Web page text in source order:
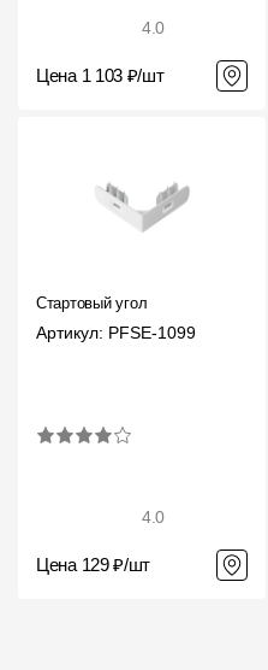
4.0
Цена 1 103 ₽/шт
Стартовый угол
Артикул: PFSE-1099
4.0
Цена 129 ₽/шт